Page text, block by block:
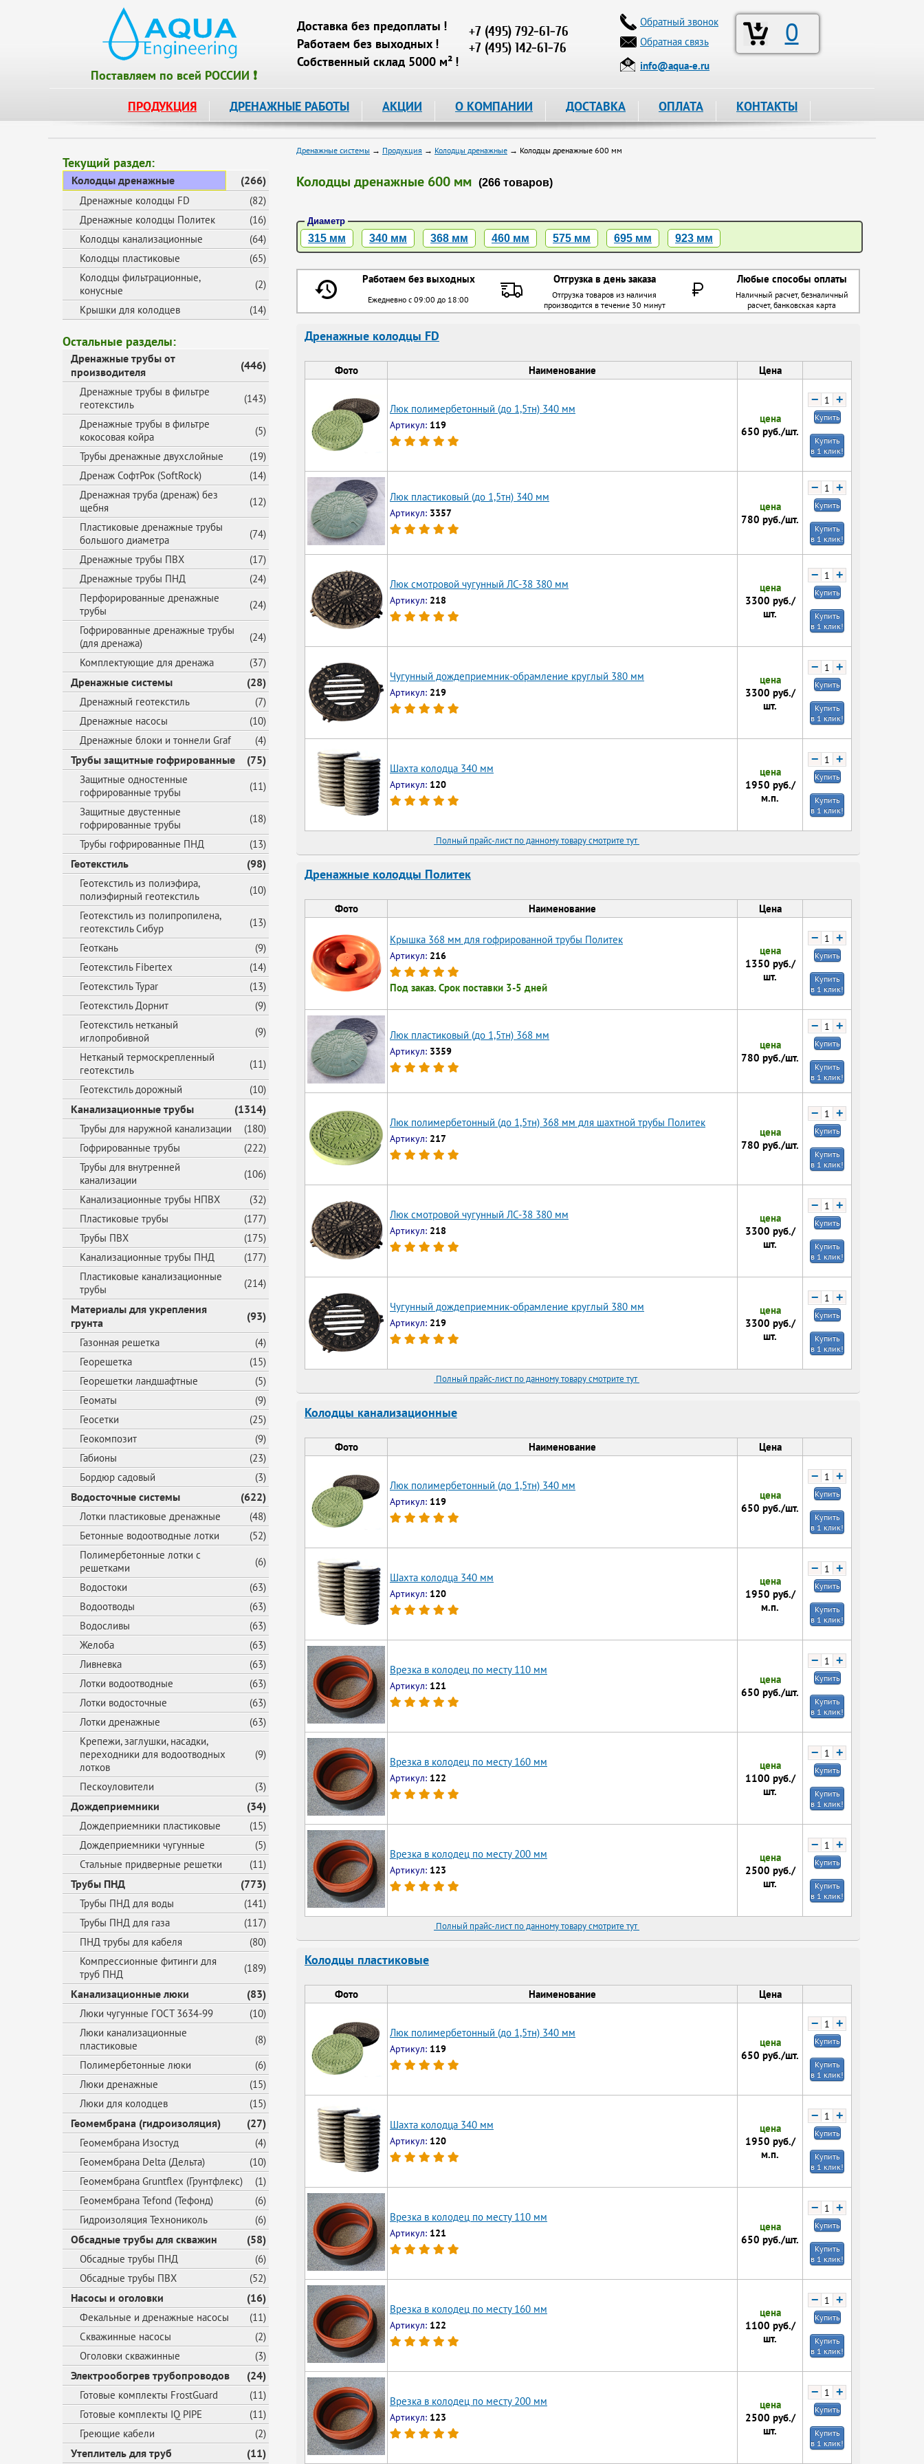
Поставляем по всей РОССИИ ❗
Доставка без предоплаты !
Работаем без выходных !
Собственный склад 5000 м² !
+7 (495) 792-61-76
+7 (495) 142-61-76
0
Обратный звонок
Обратная связь
info@aqua-e.ru
ПРОДУКЦИЯ ДРЕНАЖНЫЕ РАБОТЫ АКЦИИ О КОМПАНИИ ДОСТАВКА ОПЛАТА КОНТАКТЫ
Текущий раздел:
Колодцы дренажные (266)
Дренажные колодцы FD
(82)
Дренажные колодцы Политек
(16)
Колодцы канализационные
(64)
Колодцы пластиковые
(65)
Колодцы фильтрационные,
конусные
(2)
Крышки для колодцев
(14)
Остальные разделы:
Дренажные трубы от
производителя
(446)
Дренажные трубы в фильтре
геотекстиль
(143)
Дренажные трубы в фильтре
кокосовая койра
(5)
Трубы дренажные двухслойные
(19)
Дренаж СофтРок (SoftRock)
(14)
Дренажная труба (дренаж) без
щебня
(12)
Пластиковые дренажные трубы
большого диаметра
(74)
Дренажные трубы ПВХ
(17)
Дренажные трубы ПНД
(24)
Перфорированные дренажные
трубы
(24)
Гофрированные дренажные трубы
(для дренажа)
(24)
Комплектующие для дренажа
(37)
Дренажные системы (28)
Дренажный геотекстиль
(7)
Дренажные насосы
(10)
Дренажные блоки и тоннели Graf
(4)
Трубы защитные гофрированные (75)
Защитные одностенные
гофрированные трубы
(11)
Защитные двустенные
гофрированные трубы
(18)
Трубы гофрированные ПНД
(13)
Геотекстиль (98)
Геотекстиль из полиэфира,
полиэфирный геотекстиль
(10)
Геотекстиль из полипропилена,
геотекстиль Сибур
(13)
Геоткань
(9)
Геотекстиль Fibertex
(14)
Геотекстиль Typar
(13)
Геотекстиль Дорнит
(9)
Геотекстиль нетканый
иглопробивной
(9)
Нетканый термоскрепленный
геотекстиль
(11)
Геотекстиль дорожный
(10)
Канализационные трубы (1314)
Трубы для наружной канализации
(180)
Гофрированные трубы
(222)
Трубы для внутренней
канализации
(106)
Канализационные трубы НПВХ
(32)
Пластиковые трубы
(177)
Трубы ПВХ
(175)
Канализационные трубы ПНД
(177)
Пластиковые канализационные
трубы
(214)
Материалы для укрепления
грунта
(93)
Газонная решетка
(4)
Георешетка
(15)
Георешетки ландшафтные
(5)
Геоматы
(9)
Геосетки
(25)
Геокомпозит
(9)
Габионы
(23)
Бордюр садовый
(3)
Водосточные системы (622)
Лотки пластиковые дренажные
(48)
Бетонные водоотводные лотки
(52)
Полимербетонные лотки с
решетками
(6)
Водостоки
(63)
Водоотводы
(63)
Водосливы
(63)
Желоба
(63)
Ливневка
(63)
Лотки водоотводные
(63)
Лотки водосточные
(63)
Лотки дренажные
(63)
Крепежи, заглушки, насадки,
переходники для водоотводных
лотков
(9)
Пескоуловители (3)
Дождеприемники (34)
Дождеприемники пластиковые
(15)
Дождеприемники чугунные
(5)
Стальные придверные решетки
(11)
Трубы ПНД (773)
Трубы ПНД для воды
(141)
Трубы ПНД для газа
(117)
ПНД трубы для кабеля
(80)
Компрессионные фитинги для
труб ПНД
(189)
Канализационные люки (83)
Люки чугунные ГОСТ 3634-99
(10)
Люки канализационные
пластиковые
(8)
Полимербетонные люки
(6)
Люки дренажные
(15)
Люки для колодцев
(15)
Геомембрана (гидроизоляция) (27)
Геомембрана Изостуд
(4)
Геомембрана Delta (Дельта)
(10)
Геомембрана Gruntflex (Грунтфлекс)
(1)
Геомембрана Tefond (Тефонд)
(6)
Гидроизоляция Технониколь
(6)
Обсадные трубы для скважин (58)
Обсадные трубы ПНД
(6)
Обсадные трубы ПВХ
(52)
Насосы и оголовки (16)
Фекальные и дренажные насосы
(11)
Скважинные насосы
(2)
Оголовки скважинные
(3)
Электрообогрев трубопроводов (24)
Готовые комплекты FrostGuard
(11)
Готовые комплекты IQ PIPE
(11)
Греющие кабели
(2)
Утеплитель для труб (11)
Дренажные системы → Продукция → Колодцы дренажные → Колодцы дренажные 600 мм
Колодцы дренажные 600 мм (266 товаров)
Диаметр
315 мм 340 мм 368 мм 460 мм 575 мм 695 мм 923 мм
Работаем без выходных Отгрузка в день заказа Любые способы оплаты
Ежедневно с 09:00 до 18:00
Отгрузка товаров из наличия
производится в течение 30 минут
Наличный расчет, безналичный
расчет, банковская карта
Дренажные колодцы FD
Фото Наименование Цена
Люк полимербетонный (до 1,5тн) 340 мм
Артикул: 119
цена
650 руб./шт.
− +
Купить
Купить
в 1 клик!
Люк пластиковый (до 1,5тн) 340 мм
Артикул: 3357
цена
780 руб./шт.
− +
Купить
Купить
в 1 клик!
Люк смотровой чугунный ЛС-38 380 мм
Артикул: 218
цена
3300 руб./
шт.
− +
Купить
Купить
в 1 клик!
Чугунный дождеприемник-обрамление круглый 380 мм
Артикул: 219
цена
3300 руб./
шт.
− +
Купить
Купить
в 1 клик!
Шахта колодца 340 мм
Артикул: 120
цена
1950 руб./
м.п.
− +
Купить
Купить
в 1 клик!
Полный прайс-лист по данному товару смотрите тут
Дренажные колодцы Политек
Фото Наименование Цена
Крышка 368 мм для гофрированной трубы Политек
Артикул: 216
Под заказ. Срок поставки 3-5 дней
цена
1350 руб./
шт.
− +
Купить
Купить
в 1 клик!
Люк пластиковый (до 1,5тн) 368 мм
Артикул: 3359
цена
780 руб./шт.
− +
Купить
Купить
в 1 клик!
Люк полимербетонный (до 1,5тн) 368 мм для шахтной трубы Политек
Артикул: 217
цена
780 руб./шт.
− +
Купить
Купить
в 1 клик!
Люк смотровой чугунный ЛС-38 380 мм
Артикул: 218
цена
3300 руб./
шт.
− +
Купить
Купить
в 1 клик!
Чугунный дождеприемник-обрамление круглый 380 мм
Артикул: 219
цена
3300 руб./
шт.
− +
Купить
Купить
в 1 клик!
Полный прайс-лист по данному товару смотрите тут
Колодцы канализационные
Фото Наименование Цена
Люк полимербетонный (до 1,5тн) 340 мм
Артикул: 119
цена
650 руб./шт.
− +
Купить
Купить
в 1 клик!
Шахта колодца 340 мм
Артикул: 120
цена
1950 руб./
м.п.
− +
Купить
Купить
в 1 клик!
Врезка в колодец по месту 110 мм
Артикул: 121
цена
650 руб./шт.
− +
Купить
Купить
в 1 клик!
Врезка в колодец по месту 160 мм
Артикул: 122
цена
1100 руб./
шт.
− +
Купить
Купить
в 1 клик!
Врезка в колодец по месту 200 мм
Артикул: 123
цена
2500 руб./
шт.
− +
Купить
Купить
в 1 клик!
Полный прайс-лист по данному товару смотрите тут
Колодцы пластиковые
Фото Наименование Цена
Люк полимербетонный (до 1,5тн) 340 мм
Артикул: 119
цена
650 руб./шт.
− +
Купить
Купить
в 1 клик!
Шахта колодца 340 мм
Артикул: 120
цена
1950 руб./
м.п.
− +
Купить
Купить
в 1 клик!
Врезка в колодец по месту 110 мм
Артикул: 121
цена
650 руб./шт.
− +
Купить
Купить
в 1 клик!
Врезка в колодец по месту 160 мм
Артикул: 122
цена
1100 руб./
шт.
− +
Купить
Купить
в 1 клик!
Врезка в колодец по месту 200 мм
Артикул: 123
цена
2500 руб./
шт.
− +
Купить
Купить
в 1 клик!